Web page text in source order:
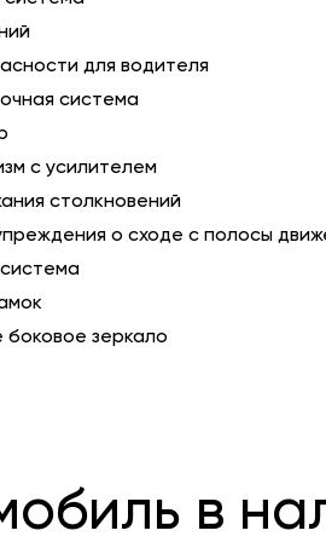
для водителя
система
с усилителем
столкновений
о сходе с полосы
зеркало
в